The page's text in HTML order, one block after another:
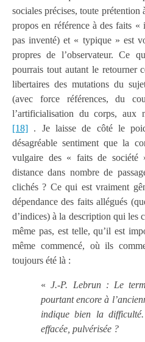
sociales précises, toute prétention
propos en référence à des faits «
pas inventé) et « typique » est
propres de l’observateur. Ce
pourrais tout autant le retourner
libertaires des mutations du
(avec force références, du
l’artificialisation du corps, aux
[18]
. Je laisse de côté le
désagréable sentiment que la
vulgaire des « faits de société
distance dans nombre de
clichés ? Ce qui est vraiment
dépendance des faits allégués
d’indices) à la description qui les
même pas, est telle, qu’il est
même commencé, où ils
toujours été là :
«J.-P. Lebrun : Le
pourtant encore à
indique bien la
effacée, pulvérisée ?